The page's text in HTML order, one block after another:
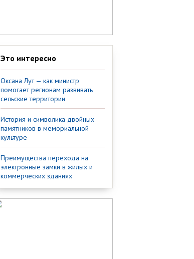
Это интересно
Оксана Лут — как министр
помогает регионам развивать
сельские территории
История и символика двойных
памятников в мемориальной
культуре
Преимущества перехода на
электронные замки в жилых и
коммерческих зданиях